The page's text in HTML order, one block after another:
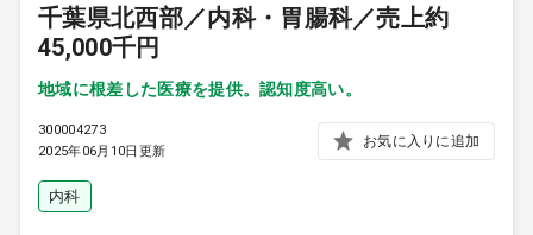
千葉県北西部／内科・胃腸科／売上約
45,000千円
地域に根差した医療を提供。認知度高い。
300004273
2025年06月10日更新
お気に入りに追加
内科